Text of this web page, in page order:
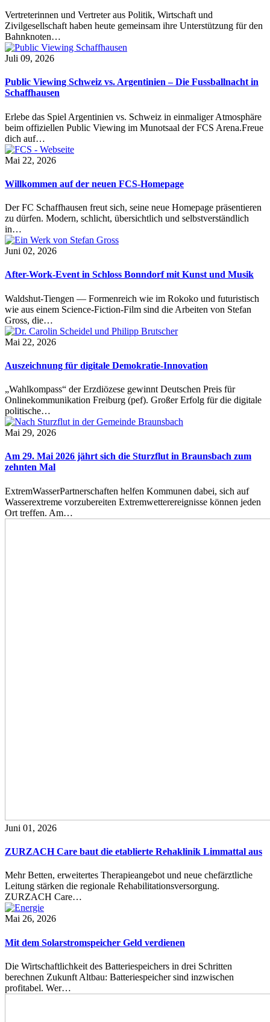
Vertreterinnen und Vertreter aus Politik, Wirtschaft und
Zivilgesellschaft haben heute gemeinsam ihre Unterstützung für den
Bahnknoten…
Juli 09, 2026
Public Viewing Schweiz vs. Argentinien – Die Fussballnacht in
Schaffhausen
Erlebe das Spiel Argentinien vs. Schweiz in einmaliger Atmosphäre
beim offiziellen Public Viewing im Munotsaal der FCS Arena.Freue
dich auf…
Mai 22, 2026
Willkommen auf der neuen FCS-Homepage
Der FC Schaffhausen freut sich, seine neue Homepage präsentieren
zu dürfen. Modern, schlicht, übersichtlich und selbstverständlich
in…
Juni 02, 2026
After-Work-Event in Schloss Bonndorf mit Kunst und Musik
Waldshut-Tiengen — Formenreich wie im Rokoko und futuristisch
wie aus einem Science-Fiction-Film sind die Arbeiten von Stefan
Gross, die…
Mai 22, 2026
Auszeichnung für digitale Demokratie-Innovation
„Wahlkompass“ der Erzdiözese gewinnt Deutschen Preis für
Onlinekommunikation Freiburg (pef). Großer Erfolg für die digitale
politische…
Mai 29, 2026
Am 29. Mai 2026 jährt sich die Sturzflut in Braunsbach zum
zehnten Mal
ExtremWasserPartnerschaften helfen Kommunen dabei, sich auf
Wasserextreme vorzubereiten Extremwetterereignisse können jeden
Ort treffen. Am…
Juni 01, 2026
ZURZACH Care baut die etablierte Rehaklinik Limmattal aus
Mehr Betten, erweitertes Therapieangebot und neue chefärztliche
Leitung stärken die regionale Rehabilitationsversorgung.
ZURZACH Care…
Mai 26, 2026
Mit dem Solarstromspeicher Geld verdienen
Die Wirtschaftlichkeit des Batteriespeichers in drei Schritten
berechnen Zukunft Altbau: Batteriespeicher sind inzwischen
profitabel. Wer…